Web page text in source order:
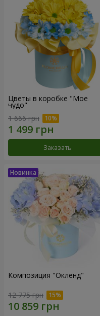
Цветы в коробке "Мое
чудо"
1 666 грн
Заказать
Композиция "Окленд"
12 775 грн